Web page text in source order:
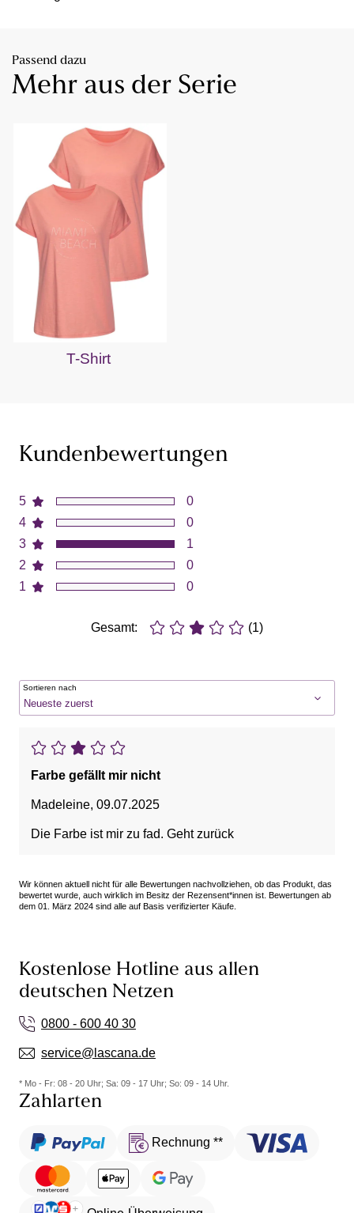
Passend dazu
Mehr aus der Serie
T-Shirt
Kundenbewertungen
5
4
3
2
1
0
0
1
0
0
Gesamt: (1)
Sortieren nach
Farbe gefällt mir nicht
Madeleine, 09.07.2025
Die Farbe ist mir zu fad. Geht zurück
Wir können aktuell nicht für alle Bewertungen nachvollziehen, ob das Produkt, das
bewertet wurde, auch wirklich im Besitz der Rezensent*innen ist. Bewertungen ab
dem 01. März 2024 sind alle auf Basis verifizierter Käufe.
Kostenlose Hotline aus allen
deutschen Netzen
0800 - 600 40 30
service@lascana.de
* Mo - Fr: 08 - 20 Uhr; Sa: 09 - 17 Uhr; So: 09 - 14 Uhr.
Zahlarten
Rechnung **